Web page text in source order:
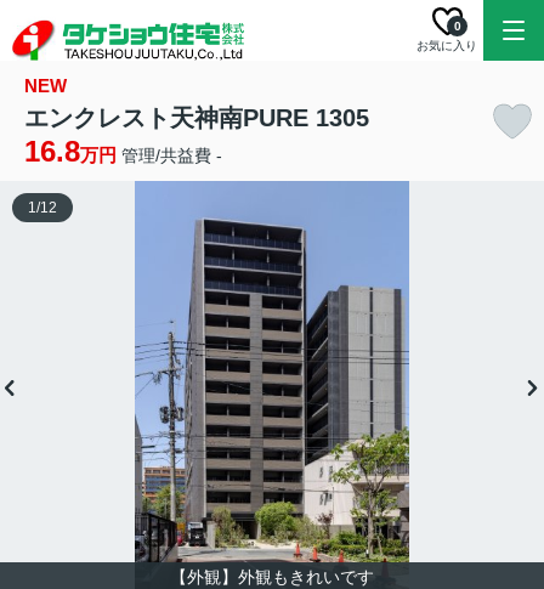
お気に入り
0
NEW
エンクレスト天神南PURE 1305
16.8万円 管理/共益費 -
【外観】外観もきれいです
1/12